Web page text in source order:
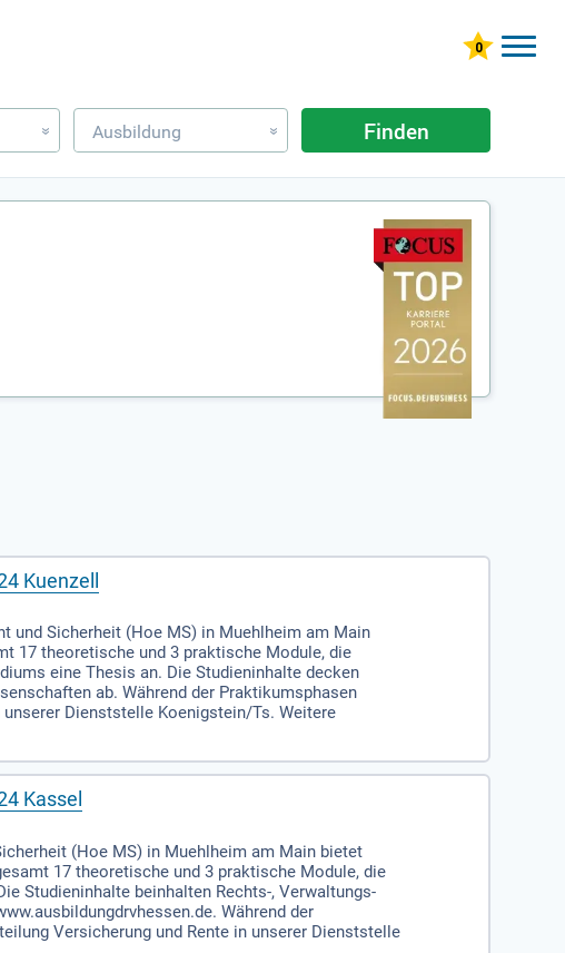
» Ausbildung » Finden
Kuenzell
und Sicherheit (Hoe MS) in Muehlheim am Main
17 theoretische und 3 praktische Module, die
eine Thesis an. Die Studieninhalte decken
ab. Während der Praktikumsphasen
Dienststelle Koenigstein/Ts. Weitere
Kassel
(Hoe MS) in Muehlheim am Main bietet
17 theoretische und 3 praktische Module, die
Studieninhalte beinhalten Rechts-, Verwaltungs-
Während der
Versicherung und Rente in unserer Dienststelle